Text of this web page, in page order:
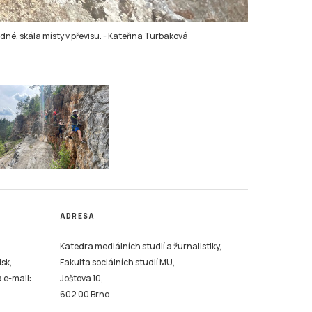
skála místy v převisu.-Kateřina Turbaková
e-mail:
ADRESA
Katedra mediálních studií a žurnalistiky,
Fakulta sociálních studií MU,
Joštova 10,
602 00 Brno